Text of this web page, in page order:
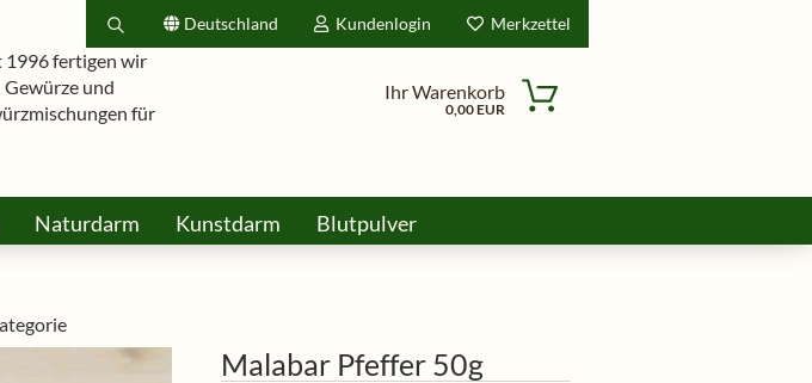
Deutschland Kundenlogin
Passwort
Konto erstellen
Merkzettel
1996 fertigen wir
Gewürze und
für
Ihr Warenkorb
0,00 EUR
Naturdarm Kunstdarm
Blutpulver
Malabar Pfeffer 50g